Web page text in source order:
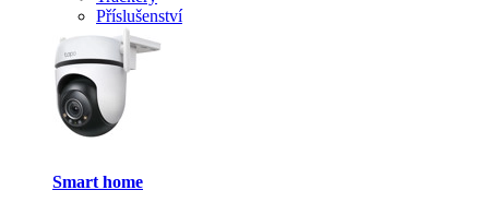
Příslušenství
Smart home